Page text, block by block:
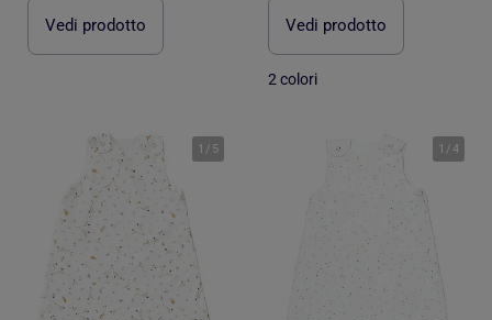
Vedi prodotto Vedi prodotto
2 colori
1 / 5 1 /4